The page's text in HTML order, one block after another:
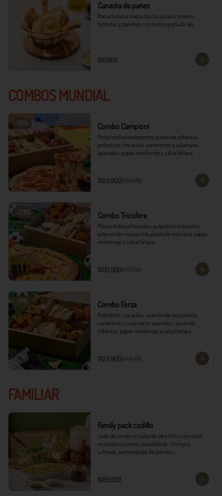
Canasta de panes
Pan artesanal mixto con focaccia al romero,
tostadas y pancitos con mantequilla de ajo.
$10.900
COMBOS MUNDIAL
-18% Combo Campioni
Pizza mediana pepperoni, panini de milanesa,
polpettes crocantes, camarones y calamares
apanados, papas monterojo y salsa tártara.
$126.900$154.718
-20% Combo Tricolore
Pizza mediana hawaiana, polpettes crocantes,
arancini de mozzarella, panini de milanesa, papas
monterojo y salsa tártara.
$109.900$137.718
-17% Combo Forza
Polpettes crocantes, arancini de mozzarella,
camarones y calamares apanados, panini de
milanesa, papas monterojo y salsa tártara.
$122.900$148.718
FAMILIAR
Family pack codillo
Codo de cerdo en salsa de vino tinto con risoni
en pesto cremoso, ensalada de cherrys y
uchuvas, acompañado de pancitos.​​
- Risoni (Cantidad ideal para 4 personas)​
- Pancitos​
$189.900